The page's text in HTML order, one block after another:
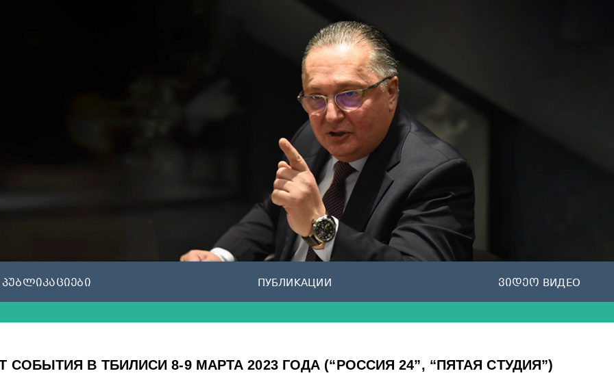
პუბლიკაციები ПУБЛИКАЦИИ ვიდეო ВИДЕО
В ТБИЛИСИ 8-9 МАРТА 2023 ГОДА (“РОССИЯ 24”, “ПЯТАЯ СТУДИЯ”)